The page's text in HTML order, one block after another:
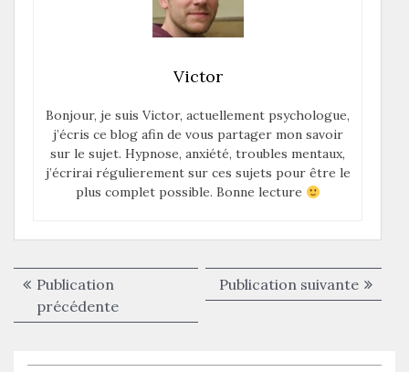
Victor
Bonjour, je suis Victor, actuellement psychologue,
j’écris ce blog afin de vous partager mon savoir
sur le sujet. Hypnose, anxiété, troubles mentaux,
j’écrirai régulierement sur ces sujets pour être le
plus complet possible. Bonne lecture
Navigation
de
Publication
précédentePublication
précédente :
Publication suivante